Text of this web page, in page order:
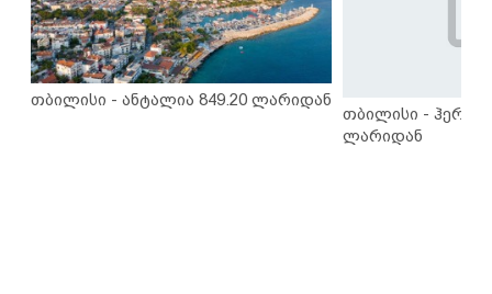
თბილისი - ანტალია 849.20 ლარიდან
თბილისი -
ლარიდან